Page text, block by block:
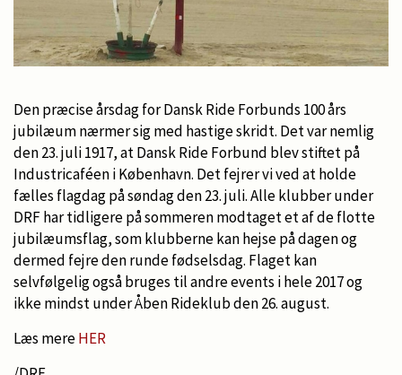
Den præcise årsdag for Dansk Ride Forbunds 100 års
jubilæum nærmer sig med hastige skridt. Det var nemlig
den 23. juli 1917, at Dansk Ride Forbund blev stiftet på
Industricaféen i København. Det fejrer vi ved at holde
fælles flagdag på søndag den 23. juli. Alle klubber under
DRF har tidligere på sommeren modtaget et af de flotte
jubilæumsflag, som klubberne kan hejse på dagen og
dermed fejre den runde fødselsdag. Flaget kan
selvfølgelig også bruges til andre events i hele 2017 og
ikke mindst under Åben Rideklub den 26. august.
Læs mereHER